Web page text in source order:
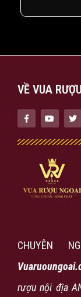
VỀ VUA
CHUYÊN
rượu nội địa